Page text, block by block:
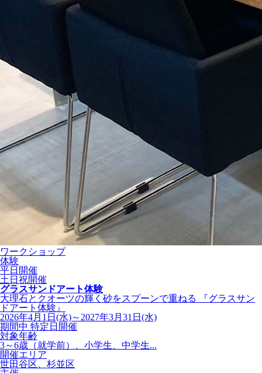
ワークショップ
体験
平日開催
土日祝開催
グラスサンドアート体験
大理石とクオーツの輝く砂をスプーンで重ねる 『グラスサン
ドアート体験』
2026年4月1日(水)～2027年3月31日(水)
期間中 特定日開催
対象年齢
3～6歳（就学前）、小学生、中学生...
開催エリア
世田谷区、杉並区